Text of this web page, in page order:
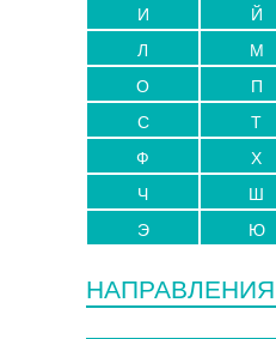
И
Й
Л
М
О
П
С
Т
Ф
Х
Ч
Ш
Э
Ю
НАПРАВЛЕНИЯ